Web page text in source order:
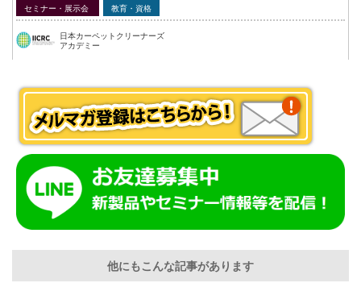
セミナー・展示会 教育・資格
日本カーペットクリーナーズ
アカデミー
他にもこんな記事があります